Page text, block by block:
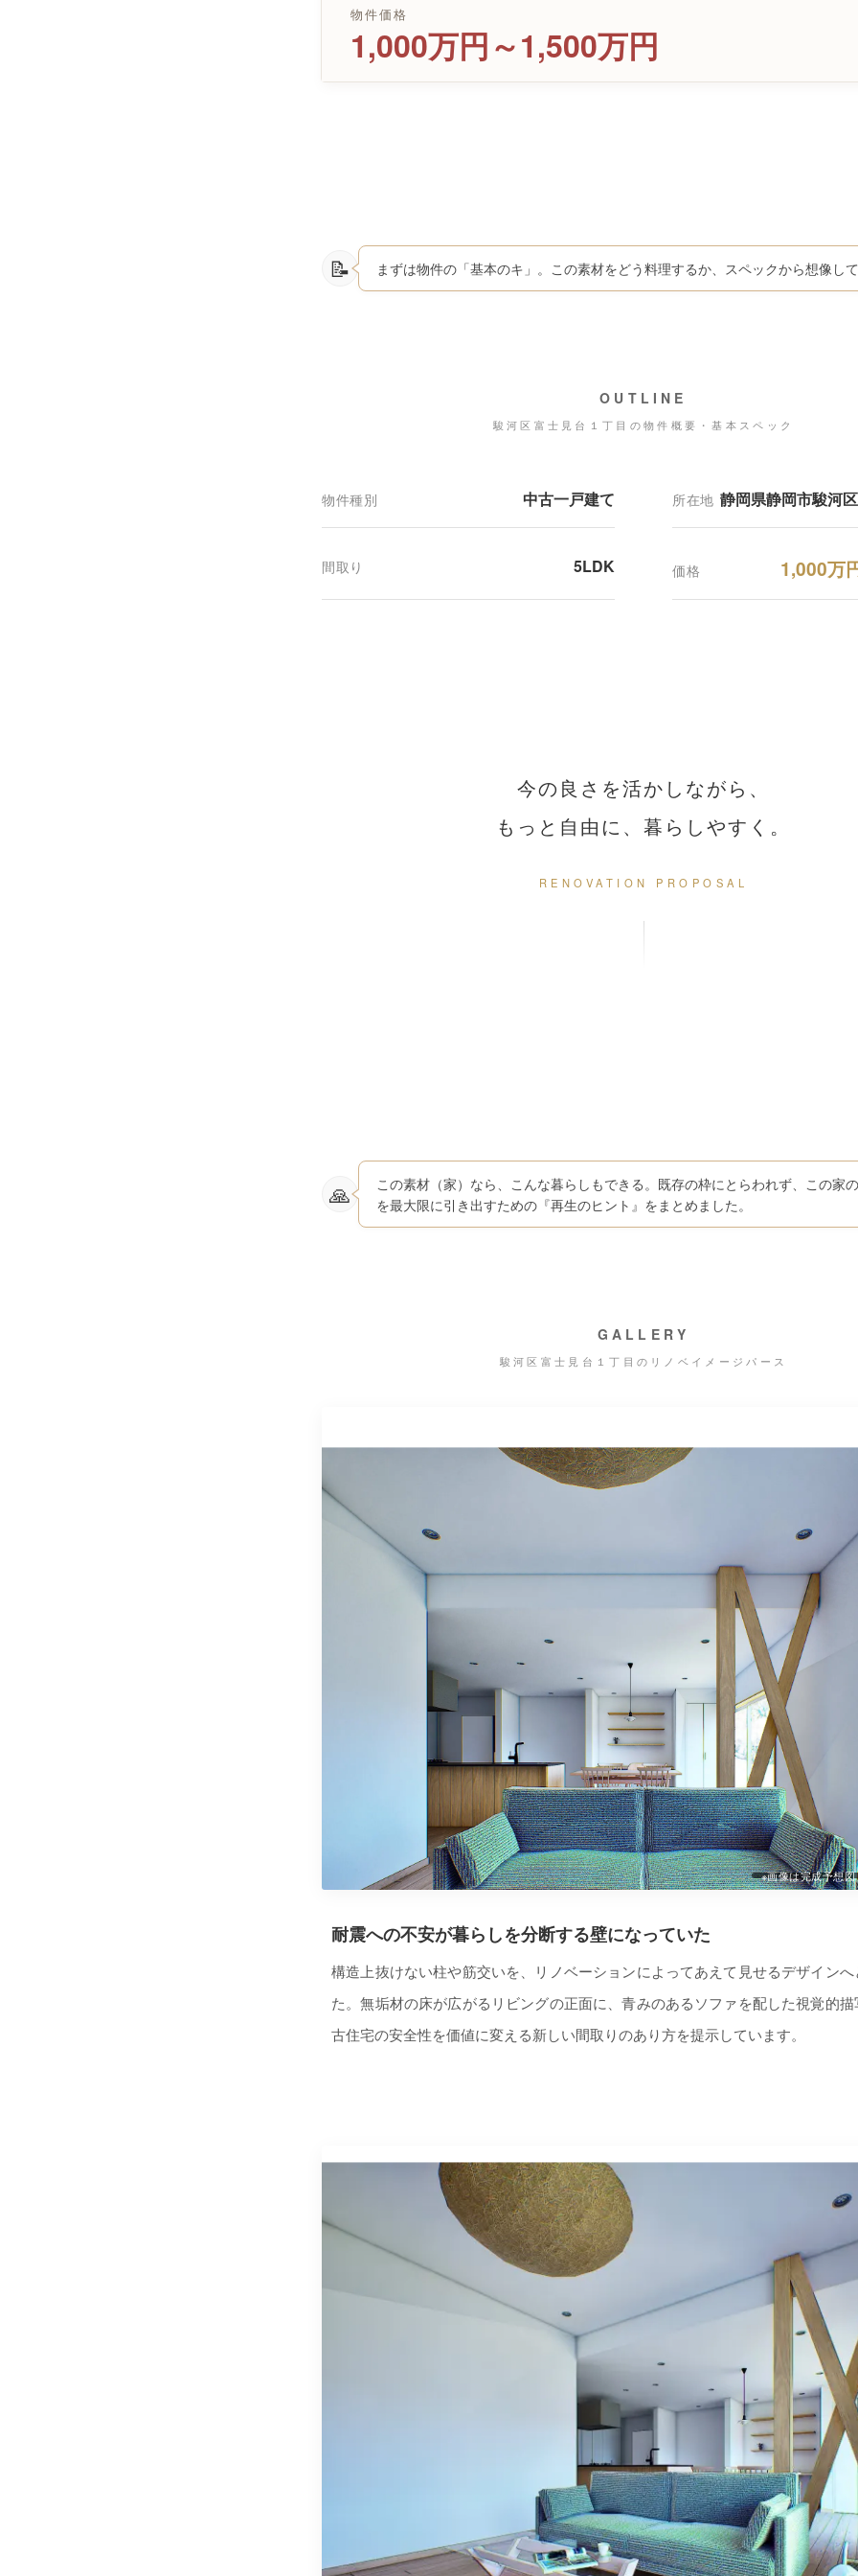
物件価格
1,000万円～1,500万円
まずは物件の「基本のキ」。この素材をどう料理するか、スペックから想像して
OUTLINE
駿河区富士見台１丁目の物件概要・基本スペック
物件種別 中古一戸建て 所在地 静岡県静岡市駿河
間取り 5LDK 価格 1,000万
今の良さを活かしながら、
もっと自由に、暮らしやすく。
RENOVATION PROPOSAL
この素材（家）なら、こんな暮らしもできる。既存の枠にとらわれず、この家
を最大限に引き出すための『再生のヒント』をまとめました。
GALLERY
駿河区富士見台１丁目のリノベイメージパース
※画像は完成予想
耐震への不安が暮らしを分断する壁になっていた
構造上抜けない柱や筋交いを、リノベーションによってあえて見せるデザイン
た。無垢材の床が広がるリビングの正面に、青みのあるソファを配した視覚的
古住宅の安全性を価値に変える新しい間取りのあり方を提示しています。